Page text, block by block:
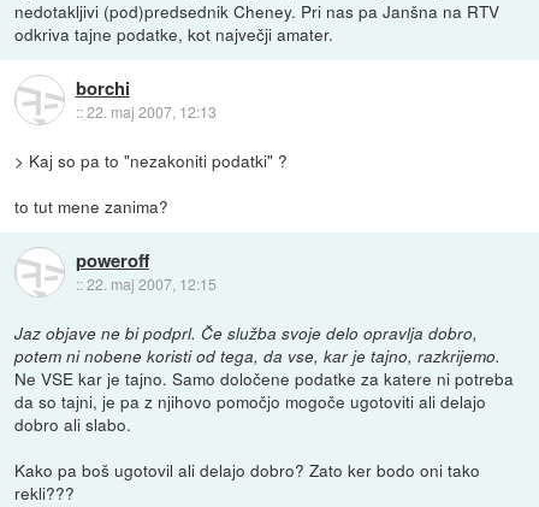
nedotakljivi (pod)predsednik Cheney. Pri nas pa Janšna na RTV
odkriva tajne podatke, kot največji amater.
borchi
::22. maj 2007, 12:13
> Kaj so pa to "nezakoniti podatki" ?
to tut mene zanima?
poweroff
::22. maj 2007, 12:15
Jaz objave ne bi podprl. Če služba svoje delo opravlja dobro,
potem ni nobene koristi od tega, da vse, kar je tajno, razkrijemo.
Ne VSE kar je tajno. Samo določene podatke za katere ni potreba
da so tajni, je pa z njihovo pomočjo mogoče ugotoviti ali delajo
dobro ali slabo.
Kako pa boš ugotovil ali delajo dobro? Zato ker bodo oni tako
rekli???